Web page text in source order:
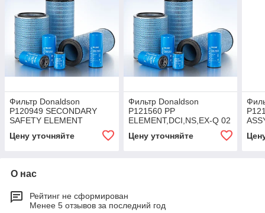
Фильтр Donaldson
P120949 SECONDARY
SAFETY ELEMENT
Цену уточняйте
Фильтр Donaldson
P121560 PP
ELEMENT,DCI,NS,EX-Q 02
Цену уточняйте
О нас
Рейтинг не сформирован
Менее 5 отзывов за последний год